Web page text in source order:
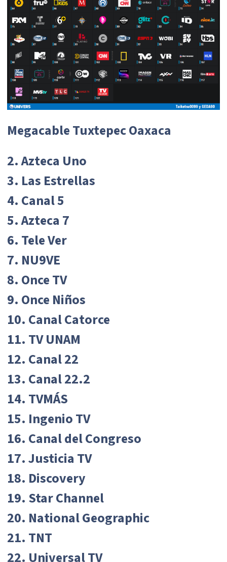
Megacable Tuxtepec Oaxaca
2. Azteca Uno
3. Las Estrellas
4. Canal 5
5. Azteca 7
6. Tele Ver
7. NU9VE
8. Once TV
9. Once Niños
10. Canal Catorce
11. TV UNAM
12. Canal 22
13. Canal 22.2
14. TVMÁS
15. Ingenio TV
16. Canal del Congreso
17. Justicia TV
18. Discovery
19. Star Channel
20. National Geographic
21. TNT
22. Universal TV